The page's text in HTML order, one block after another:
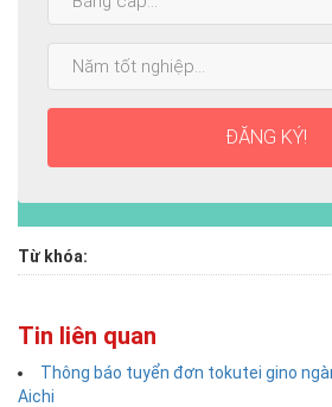
cấp
nhất:
ĐĂNG KÝ!
Từ khóa:
Tin liên quan
Thông báo tuyển đơn tokutei gino
Aichi